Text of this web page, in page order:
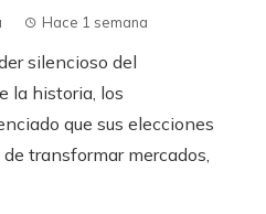
Hace 1 semana
silencioso del
la historia, los
que sus elecciones
transformar mercados,